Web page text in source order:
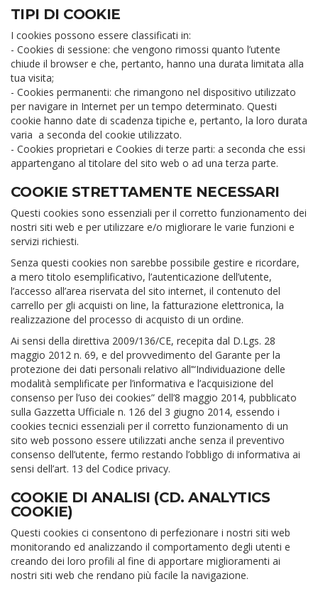
TIPI DI COOKIE
I cookies possono essere classificati in:
- Cookies di sessione: che vengono rimossi quanto l’utente
chiude il browser e che, pertanto, hanno una durata limitata alla
tua visita;
- Cookies permanenti: che rimangono nel dispositivo utilizzato
per navigare in Internet per un tempo determinato. Questi
cookie hanno date di scadenza tipiche e, pertanto, la loro durata
varia a seconda del cookie utilizzato.
- Cookies proprietari e Cookies di terze parti: a seconda che essi
appartengano al titolare del sito web o ad una terza parte.
COOKIE STRETTAMENTE NECESSARI
Questi cookies sono essenziali per il corretto funzionamento dei
nostri siti web e per utilizzare e/o migliorare le varie funzioni e
servizi richiesti.
Senza questi cookies non sarebbe possibile gestire e ricordare,
a mero titolo esemplificativo, l’autenticazione dell’utente,
l’accesso all’area riservata del sito internet, il contenuto del
carrello per gli acquisti on line, la fatturazione elettronica, la
realizzazione del processo di acquisto di un ordine.
Ai sensi della direttiva 2009/136/CE, recepita dal D.Lgs. 28
maggio 2012 n. 69, e del provvedimento del Garante per la
protezione dei dati personali relativo all’“Individuazione delle
modalità semplificate per l’informativa e l’acquisizione del
consenso per l’uso dei cookies” dell’8 maggio 2014, pubblicato
sulla Gazzetta Ufficiale n. 126 del 3 giugno 2014, essendo i
cookies tecnici essenziali per il corretto funzionamento di un
sito web possono essere utilizzati anche senza il preventivo
consenso dell’utente, fermo restando l’obbligo di informativa ai
sensi dell’art. 13 del Codice privacy.
COOKIE DI ANALISI (CD. ANALYTICS
COOKIE)
Questi cookies ci consentono di perfezionare i nostri siti web
monitorando ed analizzando il comportamento degli utenti e
creando dei loro profili al fine di apportare miglioramenti ai
nostri siti web che rendano più facile la navigazione.